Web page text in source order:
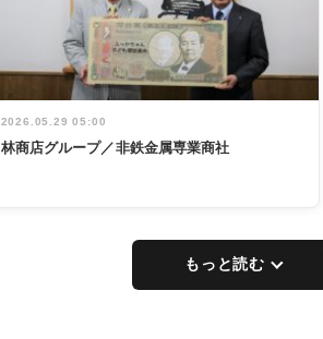
2026.05.29 05:00
林商店グループ／非鉄金属専業商社
もっと読む